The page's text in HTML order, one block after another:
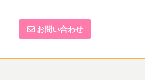
お問い合わせ